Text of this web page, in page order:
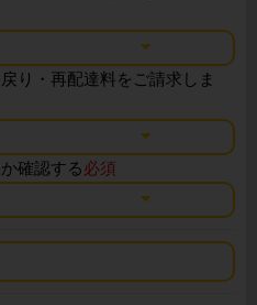
り・再配達料をご請求しま
確認する必須